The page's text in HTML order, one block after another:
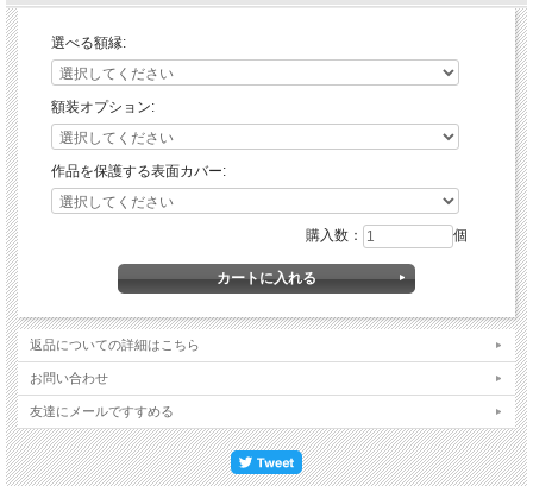
選べる額縁:
額装オプション:
作品を保護する表面カバー:
購入数： 個
返品についての詳細はこちら
お問い合わせ
友達にメールですすめる